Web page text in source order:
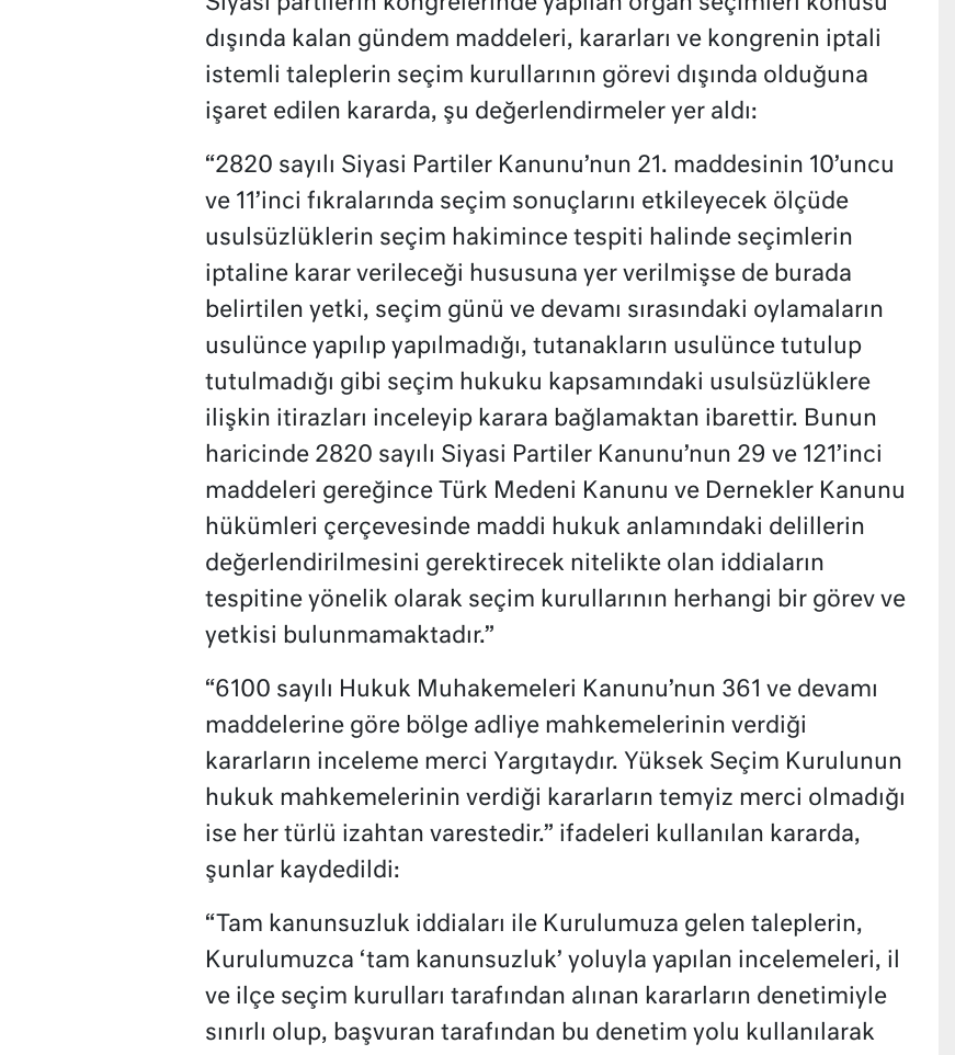
dışında kalan gündem maddeleri, kararları ve kongrenin iptali
istemli taleplerin seçim kurullarının görevi dışında olduğuna
işaret edilen kararda, şu değerlendirmeler yer aldı:
“2820 sayılı Siyasi Partiler Kanunu’nun 21. maddesinin 10’uncu
ve 11’inci fıkralarında seçim sonuçlarını etkileyecek ölçüde
usulsüzlüklerin seçim hakimince tespiti halinde seçimlerin
iptaline karar verileceği hususuna yer verilmişse de burada
belirtilen yetki, seçim günü ve devamı sırasındaki oylamaların
usulünce yapılıp yapılmadığı, tutanakların usulünce tutulup
tutulmadığı gibi seçim hukuku kapsamındaki usulsüzlüklere
ilişkin itirazları inceleyip karara bağlamaktan ibarettir. Bunun
haricinde 2820 sayılı Siyasi Partiler Kanunu’nun 29 ve 121’inci
maddeleri gereğince Türk Medeni Kanunu ve Dernekler Kanunu
hükümleri çerçevesinde maddi hukuk anlamındaki delillerin
değerlendirilmesini gerektirecek nitelikte olan iddiaların
tespitine yönelik olarak seçim kurullarının herhangi bir görev ve
yetkisi bulunmamaktadır.”
“6100 sayılı Hukuk Muhakemeleri Kanunu’nun 361 ve devamı
maddelerine göre bölge adliye mahkemelerinin verdiği
kararların inceleme merci Yargıtaydır. Yüksek Seçim Kurulunun
hukuk mahkemelerinin verdiği kararların temyiz merci olmadığı
ise her türlü izahtan varestedir.” ifadeleri kullanılan kararda,
şunlar kaydedildi:
“Tam kanunsuzluk iddiaları ile Kurulumuza gelen taleplerin,
Kurulumuzca ‘tam kanunsuzluk’ yoluyla yapılan incelemeleri, il
ve ilçe seçim kurulları tarafından alınan kararların denetimiyle
sınırlı olup, başvuran tarafından bu denetim yolu kullanılarak